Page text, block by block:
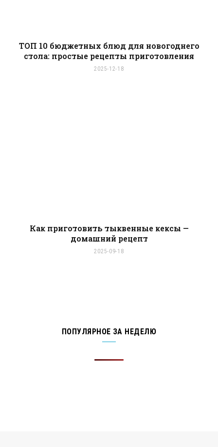
ТОП 10 бюджетных блюд для новогоднего
стола: простые рецепты приготовления
2025-12-18
Как приготовить тыквенные кексы —
домашний рецепт
2025-09-18
ПОПУЛЯРНОЕ ЗА НЕДЕЛЮ